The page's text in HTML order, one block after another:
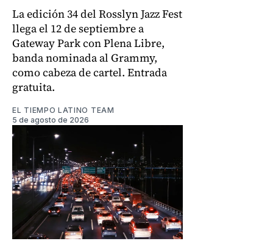
La edición 34 del Rosslyn Jazz Fest
llega el 12 de septiembre a
Gateway Park con Plena Libre,
banda nominada al Grammy,
como cabeza de cartel. Entrada
gratuita.
EL TIEMPO LATINO TEAM
5 de agosto de 2026